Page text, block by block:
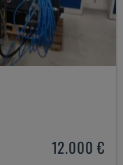
12.000 €